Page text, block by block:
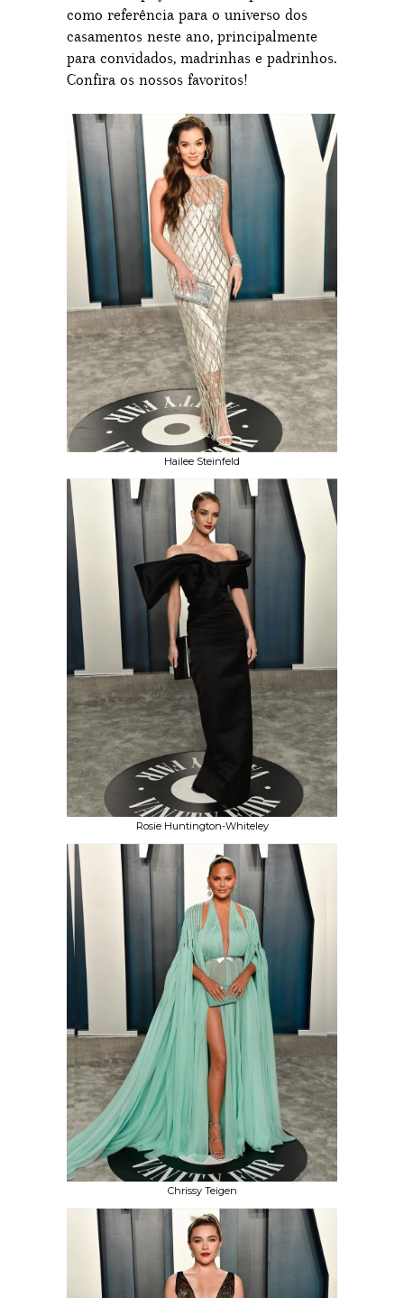
como referência para o universo dos
casamentos neste ano, principalmente
para convidados, madrinhas e padrinhos.
Confira os nossos favoritos!
Hailee Steinfeld
Rosie Huntington-Whiteley
Chrissy Teigen